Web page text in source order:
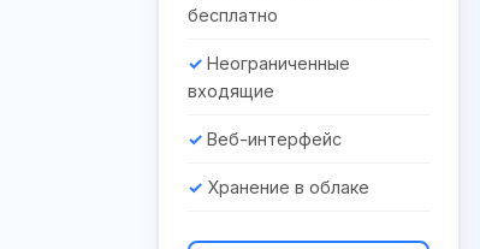
бесплатно
Неограниченные
входящие
Веб-интерфейс
Хранение в облаке